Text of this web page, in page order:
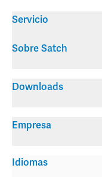
Servicio
Sobre Satch
Downloads
Empresa
Idiomas